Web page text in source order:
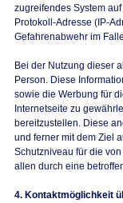
zugreifendes System
Protokoll-Adresse (IP-
Gefahrenabwehr im
Bei der Nutzung dieser
Person. Diese
sowie die Werbung für
Internetseite zu
bereitzustellen. Diese
und ferner mit dem Ziel
Schutzniveau für die
allen durch eine
4. Kontaktmöglichkeit